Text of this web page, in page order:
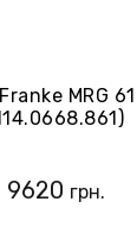
MRG
9620 грн.